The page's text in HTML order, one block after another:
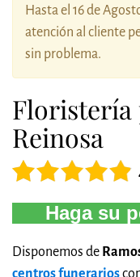
Hasta el 16 de
atención al cliente
sin problema.
Floristería
Reinosa
Haga su
Disponemos de
centros funerarios